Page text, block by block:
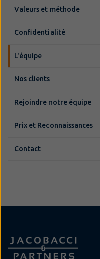
Valeurs et méthode
Confidentialité
L'équipe
Nos clients
Rejoindre notre équipe
Prix et Reconnaissances
Contact